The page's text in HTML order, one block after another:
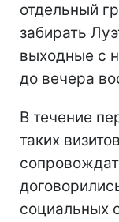
отдельный
забирать
выходные с
до вечера
В течение
таких
социальных